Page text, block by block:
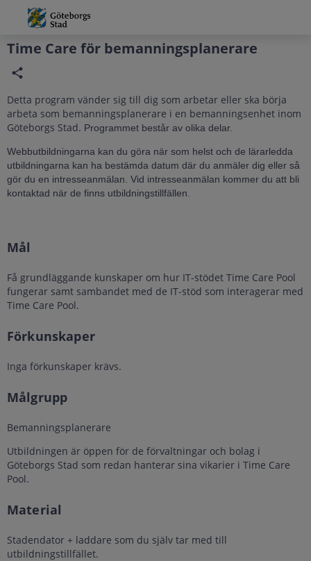
Grade
Portal
Time Care för bemanningsplanerare
Detta program vänder sig till dig som arbetar eller ska börja
arbeta som bemanningsplanerare i en bemanningsenhet inom
Göteborgs Stad. Programmet består av olika delar.
Webbutbildningarna kan du göra när som helst och de lärarledda
utbildningarna kan ha bestämda datum där du anmäler dig eller så
gör du en intresseanmälan. Vid intresseanmälan kommer du att bli
kontaktad när de finns utbildningstillfällen.
Mål
Få grundläggande kunskaper om hur IT-stödet Time Care Pool
fungerar samt sambandet med de IT-stöd som interagerar med
Time Care Pool.
Förkunskaper
Inga förkunskaper krävs.
Målgrupp
Bemanningsplanerare
Utbildningen är öppen för de förvaltningar och bolag i
Göteborgs Stad som redan hanterar sina vikarier i Time Care
Pool.
Material
Stadendator + laddare som du själv tar med till
utbildningstillfället.